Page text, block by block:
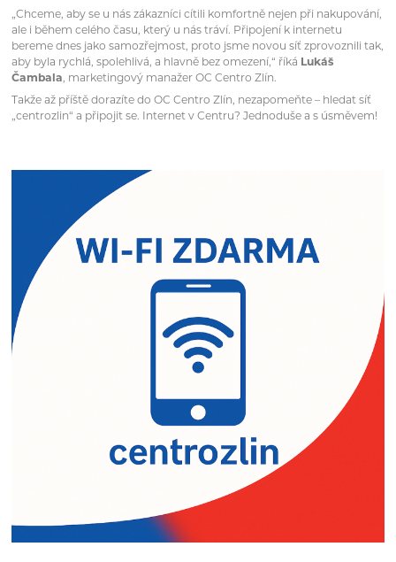
„Chceme, aby se u nás zákazníci cítili komfortně nejen při nakupování,
ale i během celého času, který u nás tráví. Připojení k internetu
bereme dnes jako samozřejmost, proto jsme novou síť zprovoznili tak,
aby byla rychlá, spolehlivá, a hlavně bez omezení,“ říká Lukáš
Čambala, marketingový manažer OC Centro Zlín.
Takže až příště dorazíte do OC Centro Zlín, nezapomeňte – hledat síť
„centrozlin“ a připojit se. Internet v Centru? Jednoduše a s úsměvem!